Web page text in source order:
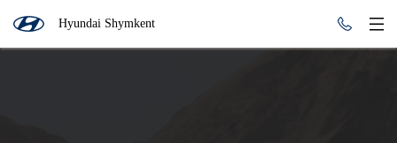
Hyundai Shymkent